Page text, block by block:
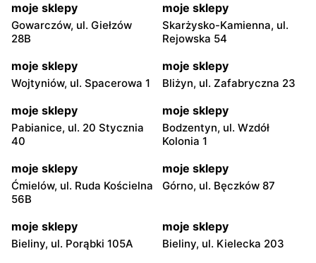
moje sklepy
Gowarczów, ul. Giełzów
28B
moje sklepy
Skarżysko-Kamienna, ul.
Rejowska 54
moje sklepy
Wojtyniów, ul. Spacerowa 1
moje sklepy
Bliżyn, ul. Zafabryczna 23
moje sklepy
Pabianice, ul. 20 Stycznia
40
moje sklepy
Bodzentyn, ul. Wzdół
Kolonia 1
moje sklepy
Ćmielów, ul. Ruda Kościelna
56B
moje sklepy
Górno, ul. Bęczków 87
moje sklepy
Bieliny, ul. Porąbki 105A
moje sklepy
Bieliny, ul. Kielecka 203